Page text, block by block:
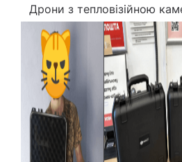
Дрони з тепловізійною